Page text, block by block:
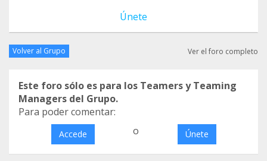
Únete
Volver al Grupo Ver el foro completo
Este foro sólo es para los Teamers y Teaming
Managers del Grupo.
Para poder comentar:
Accede o Únete